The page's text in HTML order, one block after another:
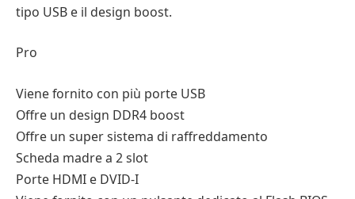
tipo USB e il design boost.
Pro
Viene fornito con più porte USB
Offre un design DDR4 boost
Offre un super sistema di raffreddamento
Scheda madre a 2 slot
Porte HDMI e DVID-I